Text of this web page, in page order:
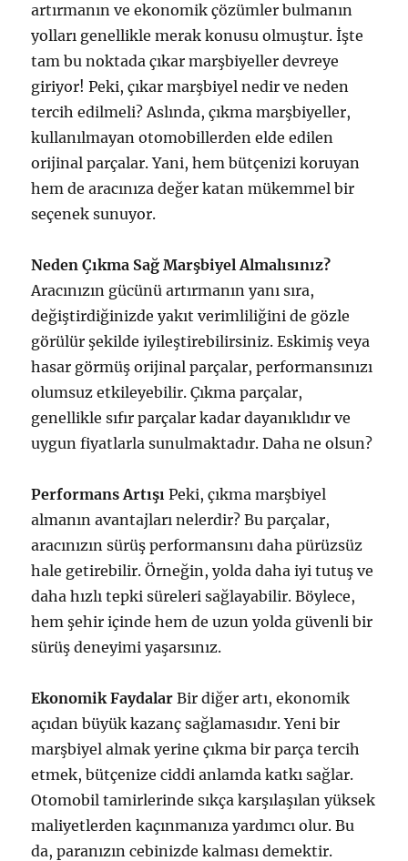
artırmanın ve ekonomik çözümler bulmanın
yolları genellikle merak konusu olmuştur. İşte
tam bu noktada çıkar marşbiyeller devreye
giriyor! Peki, çıkar marşbiyel nedir ve neden
tercih edilmeli? Aslında, çıkma marşbiyeller,
kullanılmayan otomobillerden elde edilen
orijinal parçalar. Yani, hem bütçenizi koruyan
hem de aracınıza değer katan mükemmel bir
seçenek sunuyor.
Neden Çıkma Sağ Marşbiyel Almalısınız?
Aracınızın gücünü artırmanın yanı sıra,
değiştirdiğinizde yakıt verimliliğini de gözle
görülür şekilde iyileştirebilirsiniz. Eskimiş veya
hasar görmüş orijinal parçalar, performansınızı
olumsuz etkileyebilir. Çıkma parçalar,
genellikle sıfır parçalar kadar dayanıklıdır ve
uygun fiyatlarla sunulmaktadır. Daha ne olsun?
Performans Artışı Peki, çıkma marşbiyel
almanın avantajları nelerdir? Bu parçalar,
aracınızın sürüş performansını daha pürüzsüz
hale getirebilir. Örneğin, yolda daha iyi tutuş ve
daha hızlı tepki süreleri sağlayabilir. Böylece,
hem şehir içinde hem de uzun yolda güvenli bir
sürüş deneyimi yaşarsınız.
Ekonomik Faydalar Bir diğer artı, ekonomik
açıdan büyük kazanç sağlamasıdır. Yeni bir
marşbiyel almak yerine çıkma bir parça tercih
etmek, bütçenize ciddi anlamda katkı sağlar.
Otomobil tamirlerinde sıkça karşılaşılan yüksek
maliyetlerden kaçınmanıza yardımcı olur. Bu
da, paranızın cebinizde kalması demektir.